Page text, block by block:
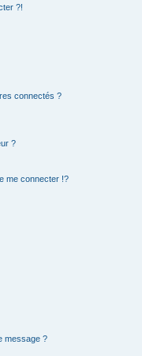
?!
connectés ?
?
me connecter !?
message ?